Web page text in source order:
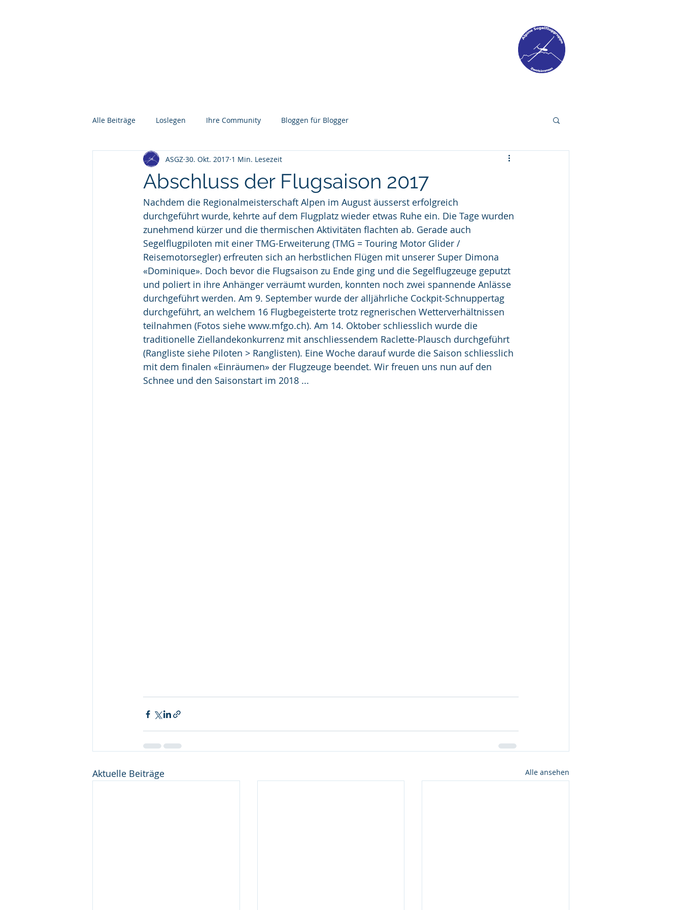
Alle Beiträge Loslegen Ihre Community Bloggen für Blogger
Abschluss der Flugsaison 2017
ASGZ 30. Okt. 2017 1 Min. Lesezeit
Nachdem die Regionalmeisterschaft Alpen im August äusserst erfolgreich
durchgeführt wurde, kehrte auf dem Flugplatz wieder etwas Ruhe ein. Die Tage wurden
zunehmend kürzer und die thermischen Aktivitäten flachten ab. Gerade auch
Segelflugpiloten mit einer TMG-Erweiterung (TMG = Touring Motor Glider /
Reisemotorsegler) erfreuten sich an herbstlichen Flügen mit unserer Super Dimona
«Dominique». Doch bevor die Flugsaison zu Ende ging und die Segelflugzeuge geputzt
und poliert in ihre Anhänger verräumt wurden, konnten noch zwei spannende Anlässe
durchgeführt werden. Am 9. September wurde der alljährliche Cockpit-Schnuppertag
durchgeführt, an welchem 16 Flugbegeisterte trotz regnerischen Wetterverhältnissen
teilnahmen (Fotos siehe www.mfgo.ch). Am 14. Oktober schliesslich wurde die
traditionelle Ziellandekonkurrenz mit anschliessendem Raclette-Plausch durchgeführt
(Rangliste siehe Piloten > Ranglisten). Eine Woche darauf wurde die Saison schliesslich
mit dem finalen «Einräumen» der Flugzeuge beendet. Wir freuen uns nun auf den
Schnee und den Saisonstart im 2018 ...
Aktuelle Beiträge Alle ansehen